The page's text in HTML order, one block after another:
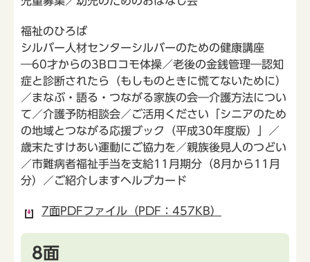
福祉のひろば
シルバー人材センターシルバーのための健康講座
―60才からの3Bロコモ体操／老後の金銭管理―認知
症と診断されたら（もしものときに慌てないために）
／まなぶ・語る・つながる家族の会―介護方法につい
て／介護予防相談会／ご活用ください「シニアのため
の地域とつながる応援ブック（平成30年度版）」／
歳末たすけあい運動にご協力を／親族後見人のつどい
／市難病者福祉手当を支給11月期分（8月から11月
分）／ご紹介しますヘルプカード
7面PDFファイル（PDF：457KB）
8面